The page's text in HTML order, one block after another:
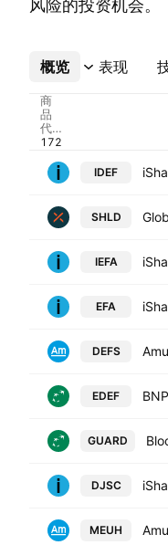
风险的投资机会。
概览 表现
更多
商
品
代
码
IDEF
SHLD
IEFA
EFA
DEFS
EDEF
GUARD
DJSC
MEUH